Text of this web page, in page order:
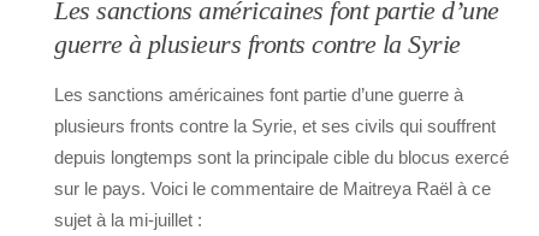
Les sanctions américaines font partie d’une
guerre à plusieurs fronts contre la Syrie
Les sanctions américaines font partie d’une guerre à
plusieurs fronts contre la Syrie, et ses civils qui souffrent
depuis longtemps sont la principale cible du blocus exercé
sur le pays. Voici le commentaire de Maitreya Raël à ce
sujet à la mi-juillet :